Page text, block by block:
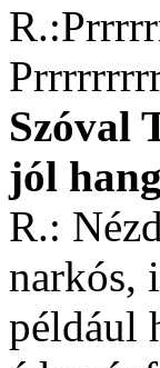
Szóval
jól
R.:
narkós,
például